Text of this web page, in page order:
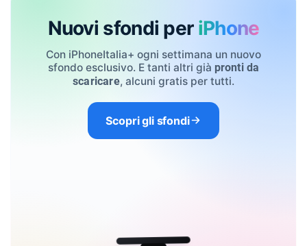
Nuovi sfondi per iPhone
Con iPhoneItalia+ ogni settimana un nuovo
sfondo esclusivo. E tanti altri già pronti da
scaricare, alcuni gratis per tutti.
Scopri gli sfondi